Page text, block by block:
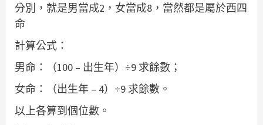
分別，就是男當成2，女當成8，當然都是屬於西四
命
計算公式：
男命：（100 – 出生年）÷9 求餘數；
女命：（出生年 – 4）÷9 求餘數。
以上各算到個位數。